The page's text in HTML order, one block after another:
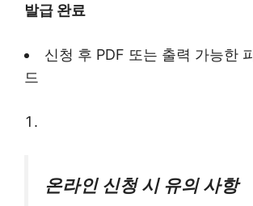
발급 완료
신청 후 PDF 또는 출력 가능한
드
온라인 신청 시 유의 사항